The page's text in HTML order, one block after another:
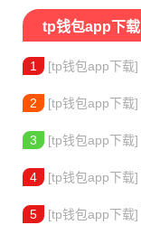
tp钱包app下载
1 [tp钱包app下载]
2 [tp钱包app下载]
3 [tp钱包app下载]
4 [tp钱包app下载]
5 [tp钱包app下载]